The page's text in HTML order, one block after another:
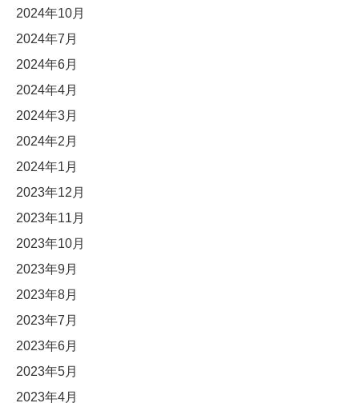
2024年10月
2024年7月
2024年6月
2024年4月
2024年3月
2024年2月
2024年1月
2023年12月
2023年11月
2023年10月
2023年9月
2023年8月
2023年7月
2023年6月
2023年5月
2023年4月